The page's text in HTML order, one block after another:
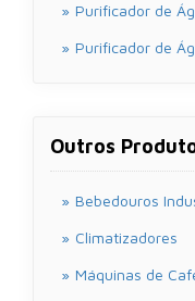
Purificador de
Purificador de
Outros
Bebedouros
Climatizadores
Máquinas de